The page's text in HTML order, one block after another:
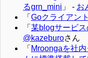
るgrn_mini 」 - お
「 Goクライアン
「 某blogサービ
@kazeburoさん
「 Mroongaを社